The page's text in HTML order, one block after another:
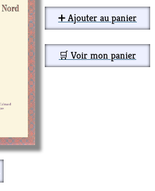
➕ Ajouter au panier
🛒 Voir mon panier